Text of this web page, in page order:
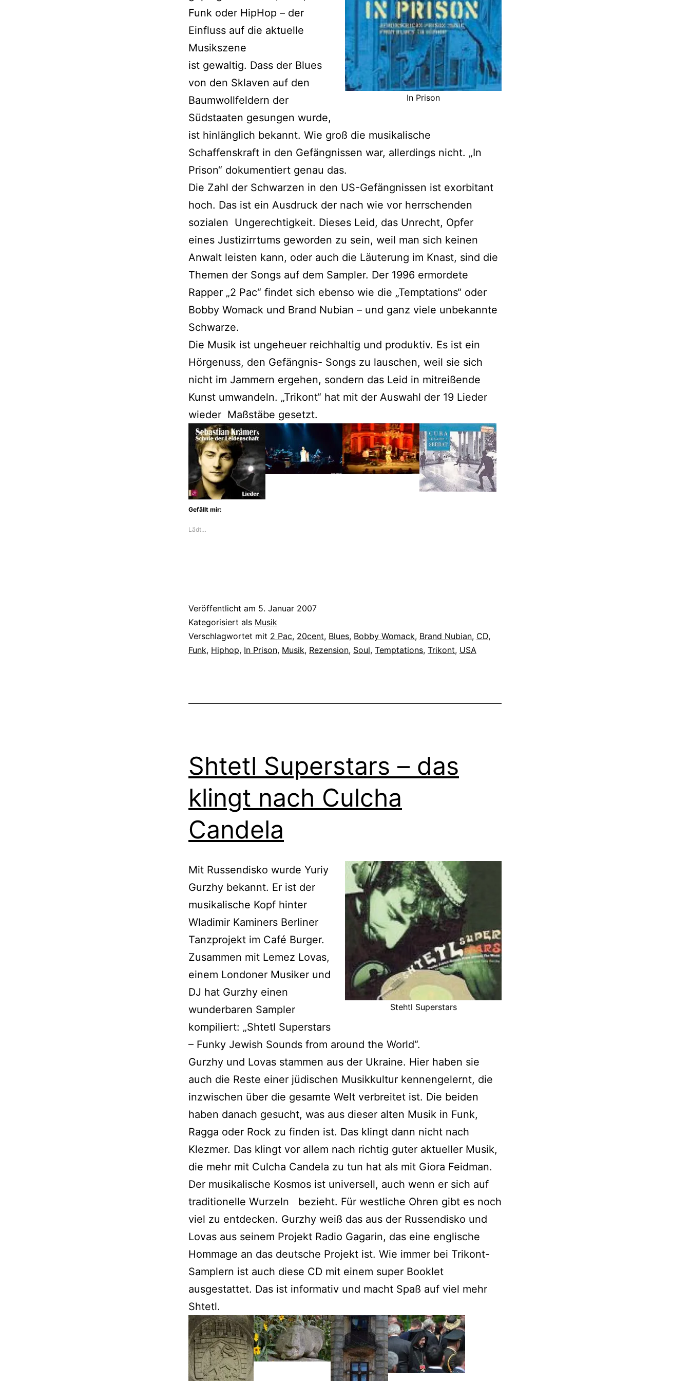
In Prison
Funk oder HipHop – der
Einfluss auf die aktuelle
Musikszene
ist gewaltig. Dass der Blues
von den Sklaven auf den
Baumwollfeldern der
Südstaaten gesungen wurde,
ist hinlänglich bekannt. Wie groß die musikalische
Schaffenskraft in den Gefängnissen war, allerdings nicht. „In
Prison“ dokumentiert genau das.
Die Zahl der Schwarzen in den US-Gefängnissen ist exorbitant
hoch. Das ist ein Ausdruck der nach wie vor herrschenden
sozialen Ungerechtigkeit. Dieses Leid, das Unrecht, Opfer
eines Justizirrtums geworden zu sein, weil man sich keinen
Anwalt leisten kann, oder auch die Läuterung im Knast, sind die
Themen der Songs auf dem Sampler. Der 1996 ermordete
Rapper „2 Pac“ findet sich ebenso wie die „Temptations“ oder
Bobby Womack und Brand Nubian – und ganz viele unbekannte
Schwarze.
Die Musik ist ungeheuer reichhaltig und produktiv. Es ist ein
Hörgenuss, den Gefängnis- Songs zu lauschen, weil sie sich
nicht im Jammern ergehen, sondern das Leid in mitreißende
Kunst umwandeln. „Trikont“ hat mit der Auswahl der 19 Lieder
wieder Maßstäbe gesetzt.
Gefällt mir:
Lädt…
Veröffentlicht am 5. Januar 2007
Kategorisiert als Musik
Verschlagwortet mit 2 Pac, 20cent, Blues, Bobby Womack, Brand Nubian, CD,
Funk, Hiphop, In Prison, Musik, Rezension, Soul, Temptations, Trikont, USA
Shtetl Superstars – das
klingt nach Culcha
Candela
Stehtl Superstars
Mit Russendisko wurde Yuriy
Gurzhy bekannt. Er ist der
musikalische Kopf hinter
Wladimir Kaminers Berliner
Tanzprojekt im Café Burger.
Zusammen mit Lemez Lovas,
einem Londoner Musiker und
DJ hat Gurzhy einen
wunderbaren Sampler
kompiliert: „Shtetl Superstars
– Funky Jewish Sounds from around the World“.
Gurzhy und Lovas stammen aus der Ukraine. Hier haben sie
auch die Reste einer jüdischen Musikkultur kennengelernt, die
inzwischen über die gesamte Welt verbreitet ist. Die beiden
haben danach gesucht, was aus dieser alten Musik in Funk,
Ragga oder Rock zu finden ist. Das klingt dann nicht nach
Klezmer. Das klingt vor allem nach richtig guter aktueller Musik,
die mehr mit Culcha Candela zu tun hat als mit Giora Feidman.
Der musikalische Kosmos ist universell, auch wenn er sich auf
traditionelle Wurzeln bezieht. Für westliche Ohren gibt es noch
viel zu entdecken. Gurzhy weiß das aus der Russendisko und
Lovas aus seinem Projekt Radio Gagarin, das eine englische
Hommage an das deutsche Projekt ist. Wie immer bei Trikont-
Samplern ist auch diese CD mit einem super Booklet
ausgestattet. Das ist informativ und macht Spaß auf viel mehr
Shtetl.